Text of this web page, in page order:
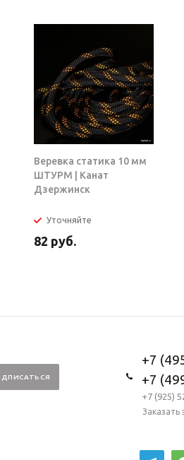
Веревка статика 10 мм
ШТУРМ | Канат
Дзержинск
Уточняйте
82 руб.
+7
+7
+7 (925)
Заказать